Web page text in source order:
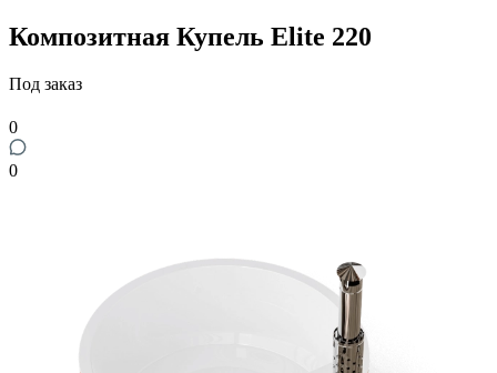
Композитная Купель Elite 220
Под заказ
0
0